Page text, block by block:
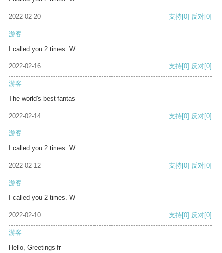
2022-02-20 支持[0] 反对[0]
游客
I called you 2 times. W
2022-02-16 支持[0] 反对[0]
游客
The world's best fantas
2022-02-14 支持[0] 反对[0]
游客
I called you 2 times. W
2022-02-12 支持[0] 反对[0]
游客
I called you 2 times. W
2022-02-10 支持[0] 反对[0]
游客
Hello, Greetings fr